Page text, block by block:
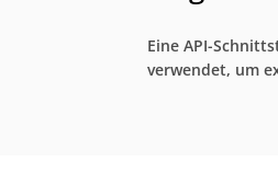
Eine API-
verwendet, um